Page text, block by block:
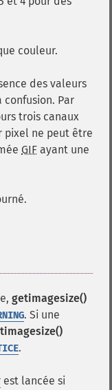
couleur.
des valeurs
Par
trois canaux
pixel ne peut être
GIF ayant une
getimagesize()
. Si une
.
est lancée si